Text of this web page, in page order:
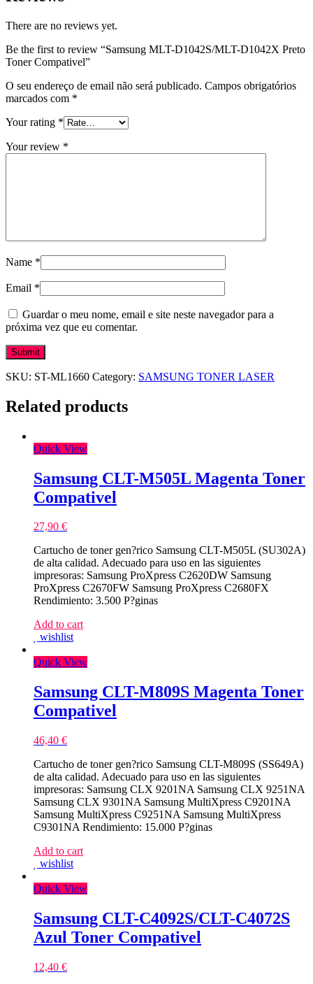
There are no reviews yet.
Be the first to review “Samsung MLT-D1042S/MLT-D1042X Preto
Toner Compativel”
O seu endereço de email não será publicado. Campos obrigatórios
marcados com *
Your rating *
Your review *
Name *
Email *
Guardar o meu nome, email e site neste navegador para a
próxima vez que eu comentar.
SKU: ST-ML1660 Category: SAMSUNG TONER LASER
Related products
Quick View
Samsung CLT-M505L Magenta Toner
Compativel
27,90 €
Cartucho de toner gen?rico Samsung CLT-M505L (SU302A)
de alta calidad. Adecuado para uso en las siguientes
impresoras: Samsung ProXpress C2620DW Samsung
ProXpress C2670FW Samsung ProXpress C2680FX
Rendimiento: 3.500 P?ginas
Add to cart
wishlist
Quick View
Samsung CLT-M809S Magenta Toner
Compativel
46,40 €
Cartucho de toner gen?rico Samsung CLT-M809S (SS649A)
de alta calidad. Adecuado para uso en las siguientes
impresoras: Samsung CLX 9201NA Samsung CLX 9251NA
Samsung CLX 9301NA Samsung MultiXpress C9201NA
Samsung MultiXpress C9251NA Samsung MultiXpress
C9301NA Rendimiento: 15.000 P?ginas
Add to cart
wishlist
Quick View
Samsung CLT-C4092S/CLT-C4072S
Azul Toner Compativel
12,40 €